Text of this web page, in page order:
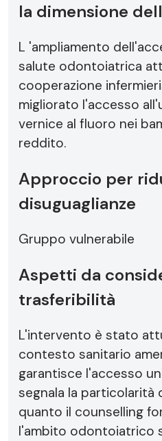
la dimensione
L 'ampliamento
salute odontoiatrica
cooperazione
migliorato l'accesso
vernice al fluoro nei
reddito.
Approccio per
disuguaglianze
Gruppo vulnerabile
Aspetti da
trasferibilità
L'intervento è stato
contesto sanitario
garantisce l'accesso
segnala la particolarità
quanto il counselling
l'ambito odontoiatrico